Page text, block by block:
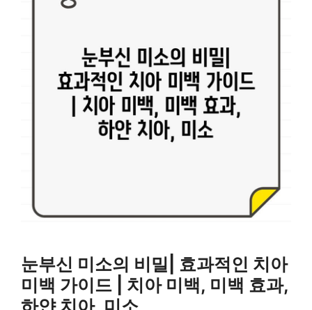
눈부신 미소의 비밀| 효과적인 치아
미백 가이드 | 치아 미백, 미백 효과,
하얀 치아, 미소